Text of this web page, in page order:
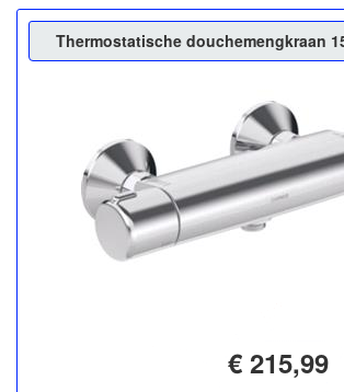
Thermostatische douchemengkraan
€ 215,99